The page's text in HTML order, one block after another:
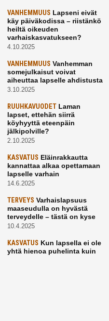
VANHEMMUUS Lapseni eivät
käy päiväkodissa – riistänkö
heiltä oikeuden
varhaiskasvatukseen?
4.10.2025
VANHEMMUUS Vanhemman
somejulkaisut voivat
aiheuttaa lapselle ahdistusta
3.10.2025
RUUHKAVUODET Laman
lapset, ettehän siirrä
köyhyyttä eteenpäin
jälkipolville?
2.10.2025
KASVATUS Eläinrakkautta
kannattaa alkaa opettamaan
lapselle varhain
14.6.2025
TERVEYS Varhaislapsuus
maaseudulla on hyvästä
terveydelle – tästä on kyse
10.4.2025
KASVATUS Kun lapsella ei ole
yhtä hienoa puhelinta kuin